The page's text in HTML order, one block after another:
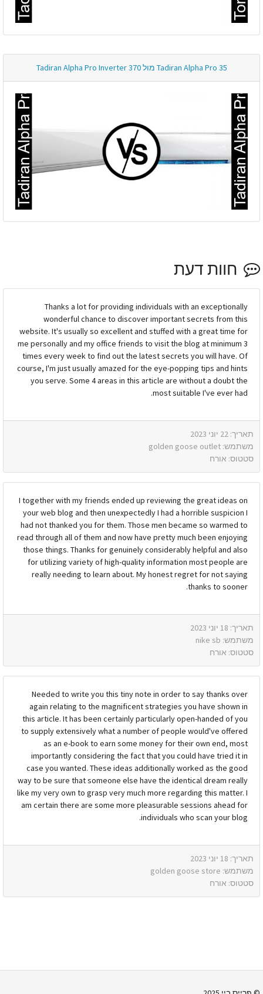
Tadiran Alpha Pro 35 מול Tadiran Alpha Pro Inverter 370
חוות דעת
Thanks a lot for providing individuals with an exceptionally
wonderful chance to discover important secrets from this
website. It's usually so excellent and stuffed with a great time for
me personally and my office friends to visit the blog at minimum 3
times every week to find out the latest secrets you will have. Of
course, I'm just usually amazed for the eye-popping tips and hints
you serve. Some 4 areas in this article are without a doubt the
most suitable I've ever had.
תאריך: 22 יוני 2023
משתמש: golden goose outlet
סטטוס: אורח
I together with my friends ended up reviewing the great ideas on
your web blog and then unexpectedly I had a horrible suspicion I
had not thanked you for them. Those men became so warmed to
read through all of them and now have pretty much been enjoying
those things. Thanks for genuinely considerably helpful and also
for utilizing variety of high-quality information most people are
really needing to learn about. My honest regret for not saying
thanks to sooner.
תאריך: 18 יוני 2023
משתמש: nike sb
סטטוס: אורח
Needed to write you this tiny note in order to say thanks over
again relating to the magnificent strategies you have shown in
this article. It has been certainly particularly open-handed of you
to supply extensively what a number of people would've offered
as an e-book to earn some money for their own end, most
importantly considering the fact that you could have tried it in
case you wanted. These ideas additionally worked as the good
way to be sure that someone else have the identical dream really
like my very own to grasp very much more regarding this matter. I
am certain there are some more pleasurable sessions ahead for
individuals who scan your blog.
תאריך: 18 יוני 2023
משתמש: golden goose store
סטטוס: אורח